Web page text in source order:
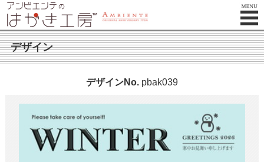
デザイン
デザインNo.pbak039